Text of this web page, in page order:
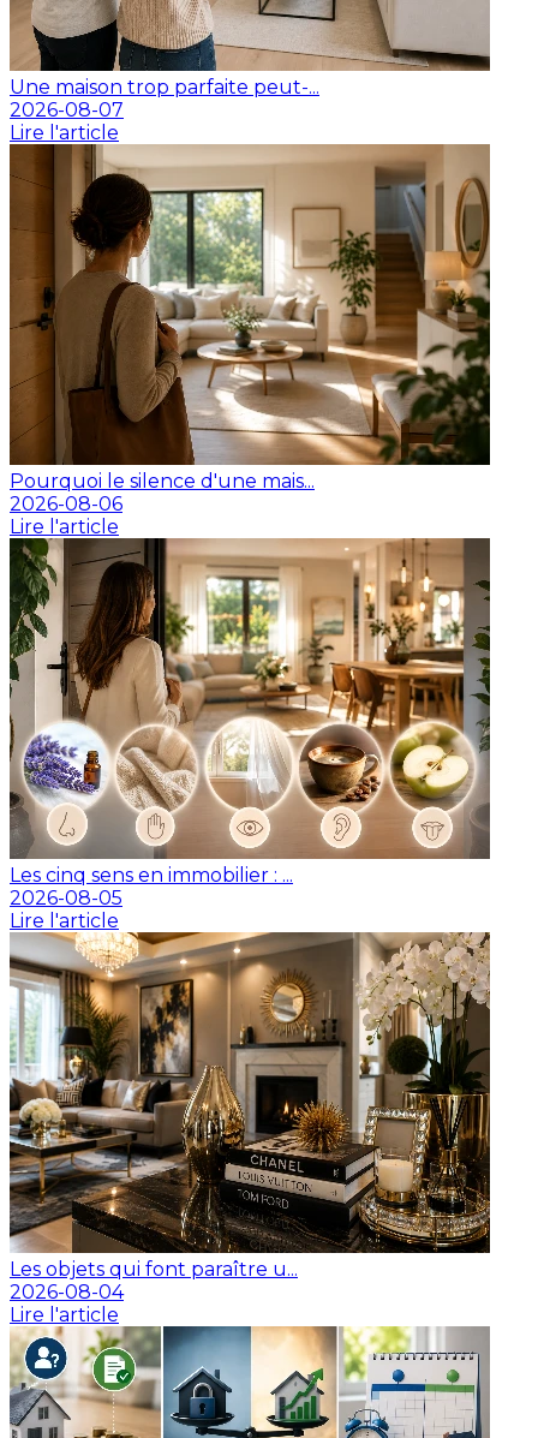
Une maison trop parfaite peut-...
2026-08-07
Lire l'article
Pourquoi le silence d'une mais...
2026-08-06
Lire l'article
Les cinq sens en immobilier : ...
2026-08-05
Lire l'article
Les objets qui font paraître u...
2026-08-04
Lire l'article